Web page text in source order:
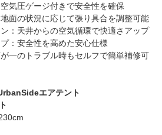
気圧ゲージ付きで安全性を確保
面の状況に応じて張り具合を調整可能
：天井からの空気循環で快適さアップ
：安全性を高めた安心仕様
一のトラブル時もセルフで簡単補修可
エアテント